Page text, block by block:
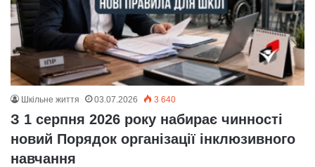
Шкільне життя 03.07.2026 3 640
З 1 серпня 2026 року набирає чинності
новий Порядок організації інклюзивного
навчання